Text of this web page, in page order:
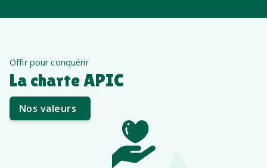
Offir pour conquérir
La charte APIC
Nos valeurs